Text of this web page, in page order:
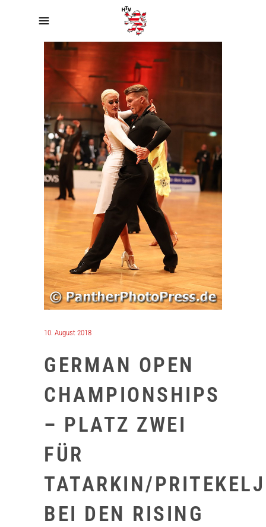
10. August 2018
GERMAN OPEN
CHAMPIONSHIPS
– PLATZ ZWEI
FÜR
TATARKIN/PRITEKELJ
BEI DEN RISING